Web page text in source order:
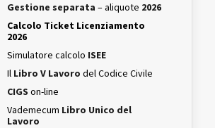
Gestione separata – aliquote 2026
Calcolo Ticket Licenziamento
2026
Simulatore calcolo ISEE
Il Libro V Lavoro del Codice Civile
CIGS on-line
Vademecum Libro Unico del
Lavoro